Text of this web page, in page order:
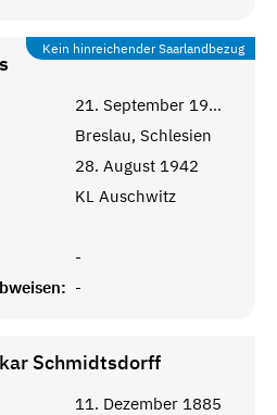
Kein hinreichender Saarlandbezug
21. September 1906
Breslau, Schlesien
28. August 1942
KL Auschwitz
-
-
Schmidtsdorff
11. Dezember 1885